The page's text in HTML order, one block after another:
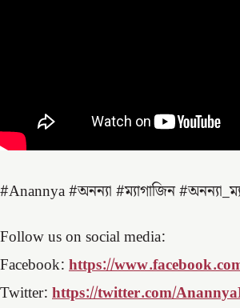
#Anannya #অনন্যা #ম্যাগাজিন
Follow us on social media:
Facebook:https://
Twitter:https://twitter.com/